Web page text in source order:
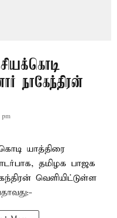
நாகேந்திரன்
pm
யாத்திரை
தமிழக பாஜக
வெளியிட்டுள்ள